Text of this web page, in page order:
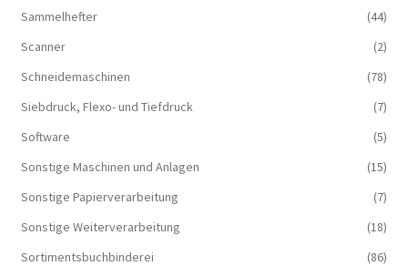
Sammelhefter
(44)
Scanner
(2)
Schneidemaschinen
(78)
Siebdruck, Flexo- und Tiefdruck
(7)
Software
(5)
Sonstige Maschinen und Anlagen
(15)
Sonstige Papierverarbeitung
(7)
Sonstige Weiterverarbeitung
(18)
Sortimentsbuchbinderei
(86)